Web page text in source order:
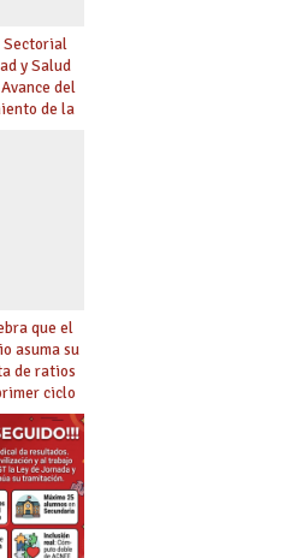
Sectorial
y Salud
del
de la
que el
asuma su
de ratios
ciclo
y pide
la misma
al resto de